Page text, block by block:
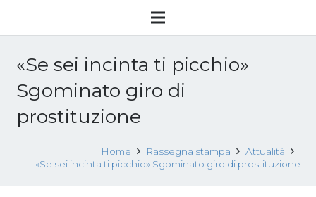
«Se sei incinta ti picchio»
Sgominato giro di
prostituzione
Home Rassegna stampa
Attualità
«Se sei incinta ti picchio» Sgominato giro di prostituzione